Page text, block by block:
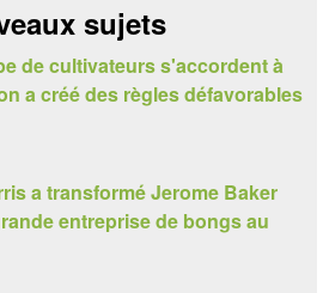
sujets
de cultivateurs s'accordent à
a créé des règles défavorables
a transformé Jerome Baker
entreprise de bongs au